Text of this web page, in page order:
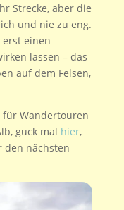
Strecke, aber die
und nie zu eng.
einen
lassen – das
auf dem Felsen,
für Wandertouren
guck mal hier,
den nächsten